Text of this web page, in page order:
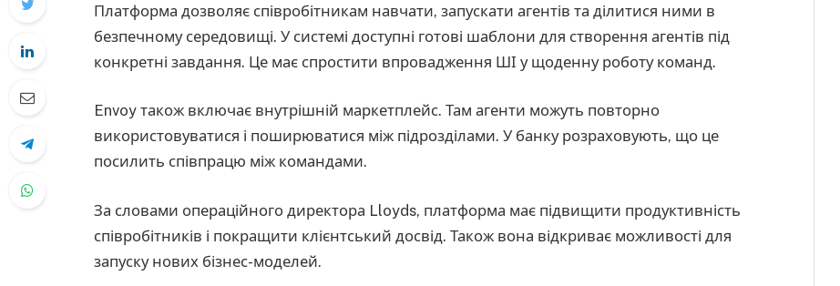
Платформа дозволяє співробітникам навчати, запускати агентів та ділитися ними в
безпечному середовищі. У системі доступні готові шаблони для створення агентів під
конкретні завдання. Це має спростити впровадження ШІ у щоденну роботу команд.
Envoy також включає внутрішній маркетплейс. Там агенти можуть повторно
використовуватися і поширюватися між підрозділами. У банку розраховують, що це
посилить співпрацю між командами.
За словами операційного директора Lloyds, платформа має підвищити продуктивність
співробітників і покращити клієнтський досвід. Також вона відкриває можливості для
запуску нових бізнес-моделей.